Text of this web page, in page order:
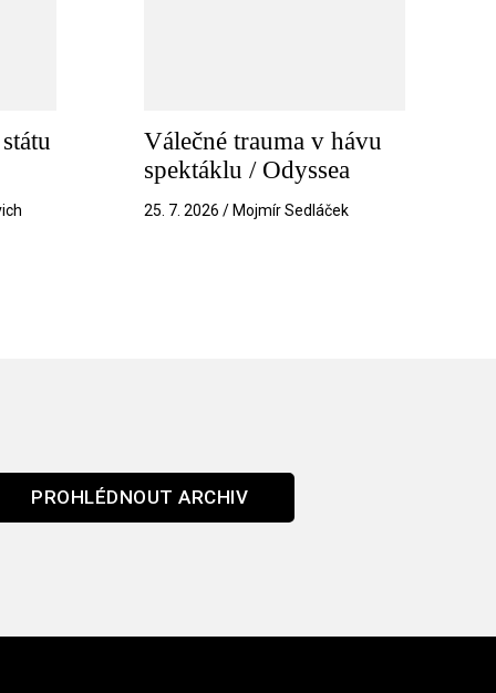
Válečné trauma v hávu
spektáklu / Odyssea
25. 7. 2026 / Mojmír Sedláček
PROHLÉDNOUT ARCHIV